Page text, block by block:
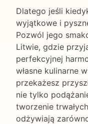
Dlatego jeśli
wyjątkowe i
Pozwól jego
Litwie, gdzie
perfekcyjnej
własne kulinarne
przekażesz
nie tylko
tworzenie
odżywiają